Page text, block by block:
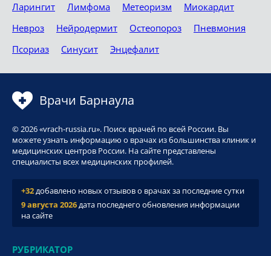
Ларингит
Лимфома Метеоризм
Миокардит
Невроз
Нейродермит Остеопороз
Пневмония
Псориаз
Синусит Энцефалит
Врачи Барнаула
© 2026 «vrach-russia.ru». Поиск врачей по всей России. Вы
можете узнать информацию о врачах из большинства клиник и
медицинских центров России. На сайте представлены
специалисты всех медицинских профилей.
+32добавлено новых отзывов о врачах за последние сутки
9 августа 2026дата последнего обновления информации
на сайте
РУБРИКАТОР